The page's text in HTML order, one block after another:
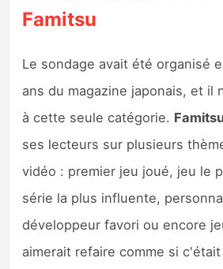
Famitsu
Le sondage avait été organisé
ans du magazine japonais, et il
à cette seule catégorie.
ses lecteurs sur plusieurs
vidéo : premier jeu joué, jeu le
série la plus influente,
développeur favori ou encore
aimerait refaire comme si